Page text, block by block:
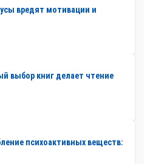
вредят мотивации и
выбор книг делает чтение
психоактивных веществ: